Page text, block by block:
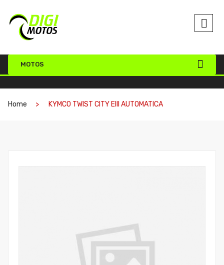
MOTOS
Home KYMCO TWIST CITY EIII AUTOMATICA